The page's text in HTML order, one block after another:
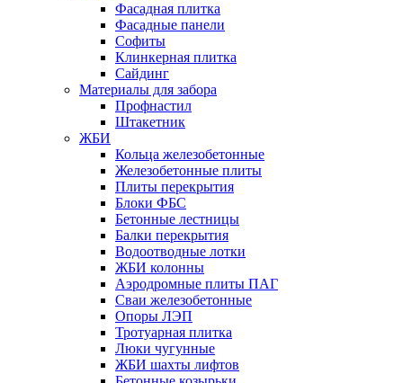
Фасадная плитка
Фасадные панели
Софиты
Клинкерная плитка
Сайдинг
Материалы для забора
Профнастил
Штакетник
ЖБИ
Кольца железобетонные
Железобетонные плиты
Плиты перекрытия
Блоки ФБС
Бетонные лестницы
Балки перекрытия
Водоотводные лотки
ЖБИ колонны
Аэродромные плиты ПАГ
Сваи железобетонные
Опоры ЛЭП
Тротуарная плитка
Люки чугунные
ЖБИ шахты лифтов